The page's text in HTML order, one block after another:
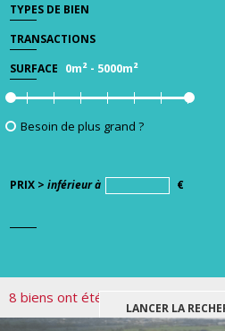
TYPES DE BIEN
TRANSACTIONS
SURFACE 0m² - 5000m²
Besoin de plus grand ?
PRIX > inférieur à €
8 biens ont été trouvés pour votre